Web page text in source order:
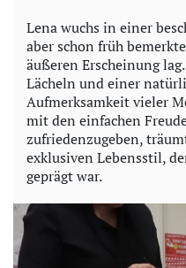
Lena wuchs in einer
aber schon früh
äußeren Erscheinung
Lächeln und einer
Aufmerksamkeit vieler
mit den einfachen
zufriedenzugeben,
exklusiven Lebensstil,
geprägt war.